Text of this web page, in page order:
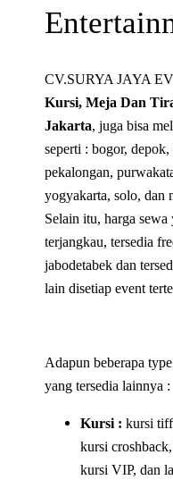
CV.SURYA JAYA
Kursi, Meja Dan
Jakarta, juga bisa
seperti : bogor,
pekalongan,
yogyakarta, solo, dan
Selain itu, harga
terjangkau, tersedia
jabodetabek dan
lain disetiap event
Adapun beberapa
yang tersedia lainnya :
Kursi : kursi
kursi
kursi VIP, dan